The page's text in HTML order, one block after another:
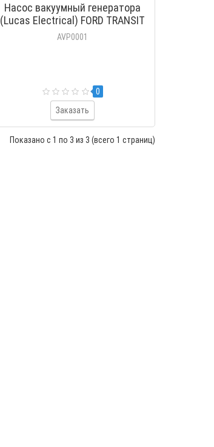
Насос вакуумный генератора
(Lucas Electrical) FORD TRANSIT
2.5D/TDI 1986-2000
AVP0001
0
Заказать
Показано с 1 по 3 из 3 (всего 1 страниц)